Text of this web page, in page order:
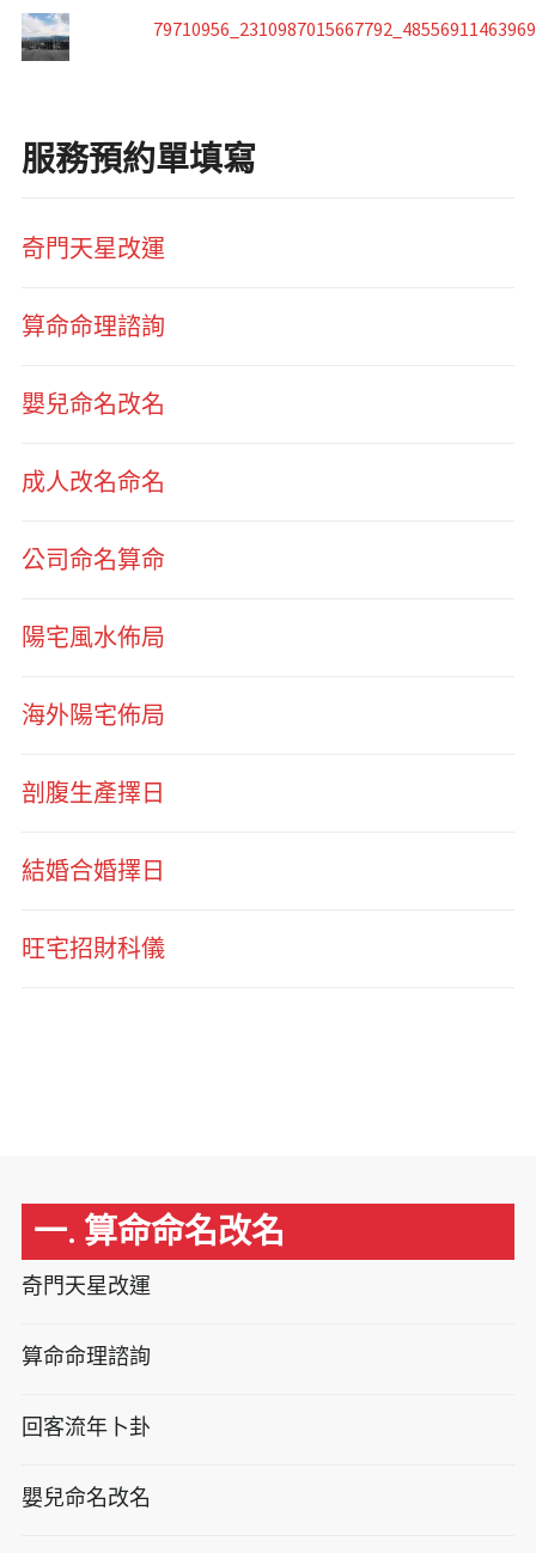
服務預約單填寫
奇門天星改運
算命命理諮詢
嬰兒命名改名
成人改名命名
公司命名算命
陽宅風水佈局
海外陽宅佈局
剖腹生產擇日
結婚合婚擇日
旺宅招財科儀
一. 算命命名改名
奇門天星改運
算命命理諮詢
回客流年卜卦
嬰兒命名改名